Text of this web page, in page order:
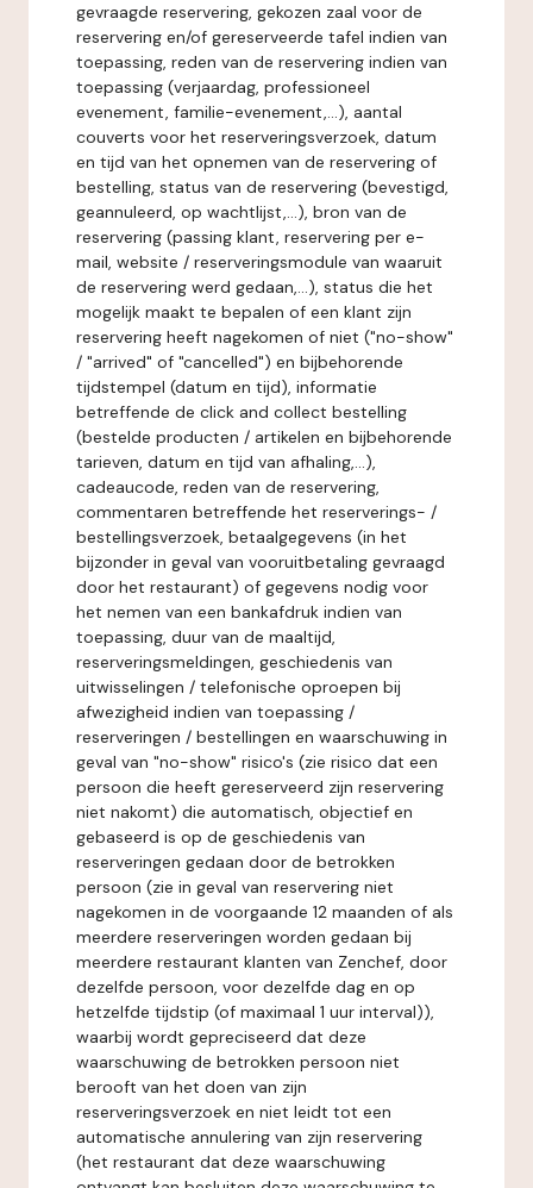
gevraagde reservering, gekozen zaal voor de
reservering en/of gereserveerde tafel indien van
toepassing, reden van de reservering indien van
toepassing (verjaardag, professioneel
evenement, familie-evenement,...), aantal
couverts voor het reserveringsverzoek, datum
en tijd van het opnemen van de reservering of
bestelling, status van de reservering (bevestigd,
geannuleerd, op wachtlijst,...), bron van de
reservering (passing klant, reservering per e-
mail, website / reserveringsmodule van waaruit
de reservering werd gedaan,...), status die het
mogelijk maakt te bepalen of een klant zijn
reservering heeft nagekomen of niet ("no-show"
/ "arrived" of "cancelled") en bijbehorende
tijdstempel (datum en tijd), informatie
betreffende de click and collect bestelling
(bestelde producten / artikelen en bijbehorende
tarieven, datum en tijd van afhaling,...),
cadeaucode, reden van de reservering,
commentaren betreffende het reserverings- /
bestellingsverzoek, betaalgegevens (in het
bijzonder in geval van vooruitbetaling gevraagd
door het restaurant) of gegevens nodig voor
het nemen van een bankafdruk indien van
toepassing, duur van de maaltijd,
reserveringsmeldingen, geschiedenis van
uitwisselingen / telefonische oproepen bij
afwezigheid indien van toepassing /
reserveringen / bestellingen en waarschuwing in
geval van "no-show" risico's (zie risico dat een
persoon die heeft gereserveerd zijn reservering
niet nakomt) die automatisch, objectief en
gebaseerd is op de geschiedenis van
reserveringen gedaan door de betrokken
persoon (zie in geval van reservering niet
nagekomen in de voorgaande 12 maanden of als
meerdere reserveringen worden gedaan bij
meerdere restaurant klanten van Zenchef, door
dezelfde persoon, voor dezelfde dag en op
hetzelfde tijdstip (of maximaal 1 uur interval)),
waarbij wordt gepreciseerd dat deze
waarschuwing de betrokken persoon niet
berooft van het doen van zijn
reserveringsverzoek en niet leidt tot een
automatische annulering van zijn reservering
(het restaurant dat deze waarschuwing